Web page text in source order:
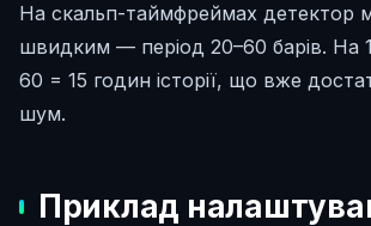
На скальп-таймфреймах детектор
швидким — період 20–60 барів. На
60 = 15 годин історії, що вже
шум.
Приклад